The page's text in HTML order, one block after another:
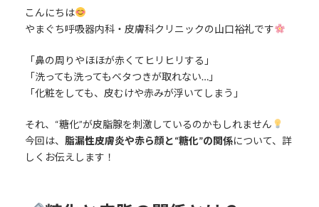
こんにちは
やまぐち呼吸器内科・皮膚科クリニックの山口裕礼です
「鼻の周りやほほが赤くてヒリヒリする」
「洗っても洗ってもベタつきが取れない…」
「化粧をしても、皮むけや赤みが浮いてしまう」
それ、“糖化”が皮脂腺を刺激しているのかもしれません
今回は、 脂漏性皮膚炎や赤ら顔と“糖化”の関係について、詳
しくお伝えします！